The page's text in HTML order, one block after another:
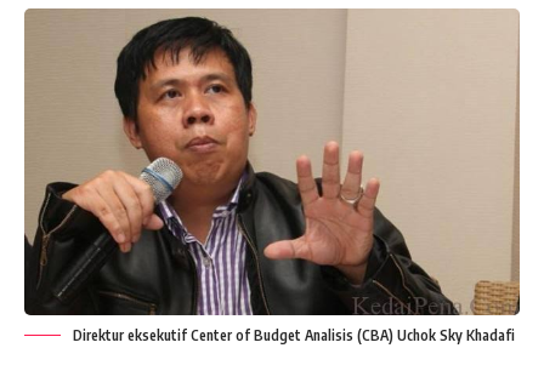
Direktur eksekutif Center of Budget Analisis (CBA) Uchok Sky Khadafi